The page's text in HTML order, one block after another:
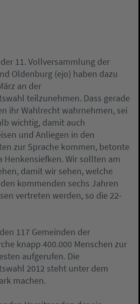
11. Vollversammlung der
Oldenburg (ejo) haben dazu
an der
teilzunehmen. Dass gerade
ihr Wahlrecht wahrnehmen, sei
wichtig, damit auch
und Anliegen in den
zur Sprache kommen, betonte
Wir sollten am
damit wir sehen, welche
kommenden sechs Jahren
vertreten werden, so die 22-
117 Gemeinden der
knapp 400.000 Menschen zur
aufgerufen. Die
2012 steht unter dem
machen.